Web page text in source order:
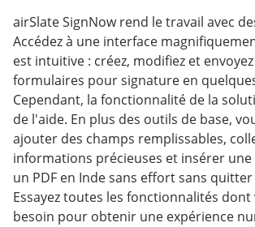
airSlate SignNow rend le travail avec
Accédez à une interface
est intuitive : créez, modifiez et
formulaires pour signature en
Cependant, la fonctionnalité de la
de l'aide. En plus des outils de base,
ajouter des champs remplissables,
informations précieuses et insérer
un PDF en Inde sans effort sans
Essayez toutes les fonctionnalités dont
besoin pour obtenir une expérience